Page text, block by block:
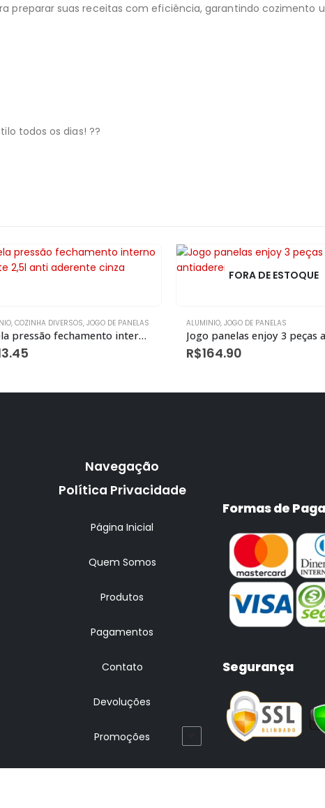
preparar suas receitas com eficiência, garantindo cozimento
todos os dias! ??
, COZINHA DIVERSOS, JOGO DE PANELAS
Panela pressão fechamento interno alegrete 2,5l anti aderente cinza
FORA DE ESTOQUE
ALUMINIO, JOGO DE PANELAS
R$164.90
Navegação
Política Privacidade
Página Inicial
Quem Somos
Produtos
Pagamentos
Contato
Devoluções
Promoções
Formas de
Segurança